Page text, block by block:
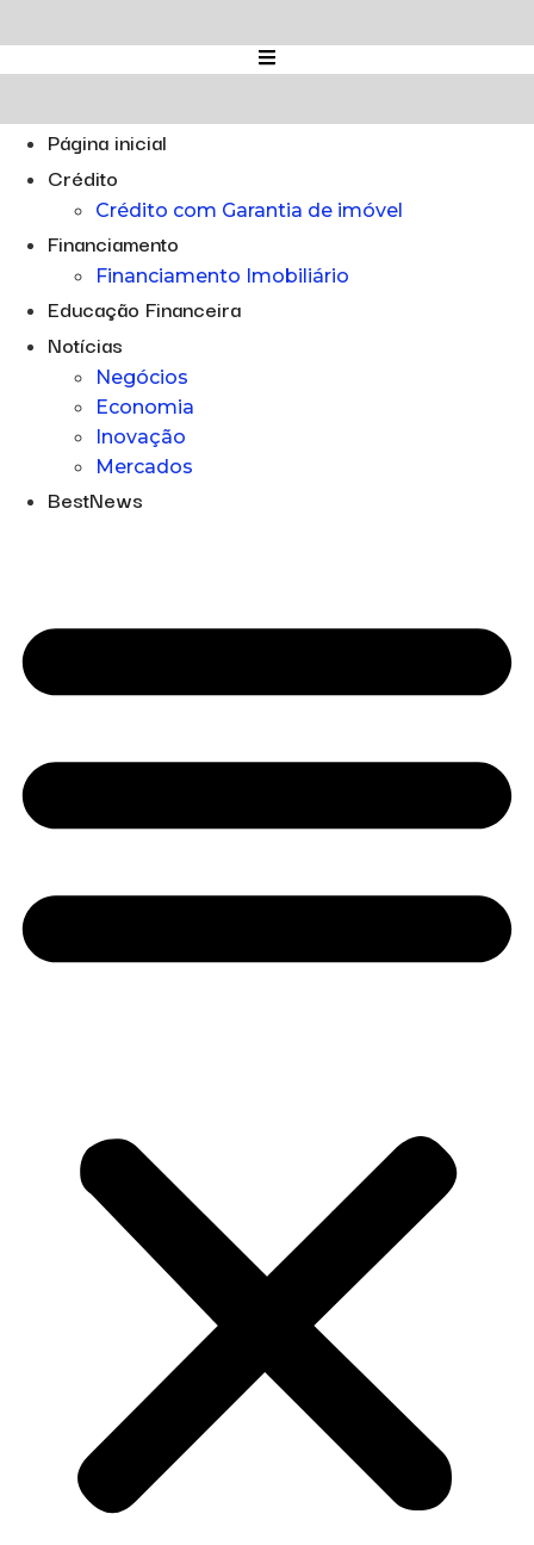
para
o
Página inicial
Crédito
Crédito com Garantia de imóvel
Financiamento
Financiamento Imobiliário
Educação Financeira
Notícias
Negócios
Economia
Inovação
Mercados
BestNews